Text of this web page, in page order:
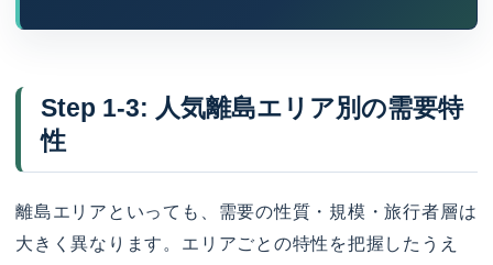
Step 1-3: 人気離島エリア別の需要特
性
離島エリアといっても、需要の性質・規模・旅行者層は
大きく異なります。エリアごとの特性を把握したうえ